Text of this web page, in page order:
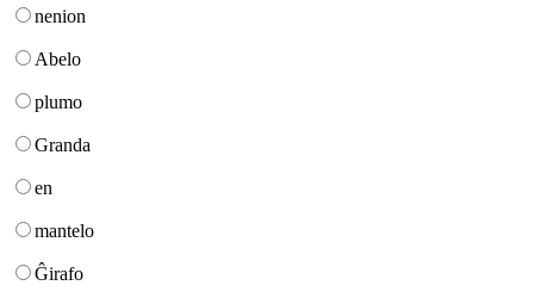
nenion
Abelo
plumo
Granda
en
mantelo
Ĝirafo